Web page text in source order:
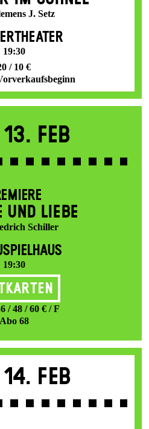
J. Setz
19:30
/ 10 €
13. Feb
UND LIEBE
Schiller
19:30
/ 48 / 60 € / F
Abo 68
14. Feb